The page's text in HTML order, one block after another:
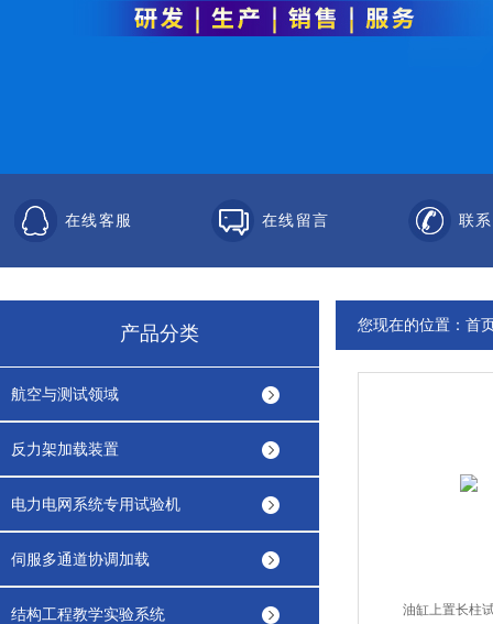
在线客服 在线留言 联
产品分类
航空与测试领域
反力架加载装置
电力电网系统专用试验机
伺服多通道协调加载
结构工程教学实验系统
您现在的位置： 首
油缸上置长柱